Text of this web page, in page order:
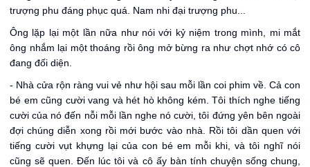
trượng phu đáng phục quá. Nam nhi đại trượng phu...
Ông lặp lại một lần nữa như nói với kỷ niệm trong mình, mi mắt
ông nhắm lại một thoáng rồi ông mở bừng ra như chợt nhớ có cô
đang đối diện.
- Nhà cửa rộn ràng vui vẻ như hội sau mỗi lần coi phim về. Cả con
bé em cũng cười vang và hét hò không kém. Tôi thích nghe tiếng
cười của nó đến nỗi mỗi lần nghe nó cười, tôi đứng yên bên ngoài
đợi chúng diễn xong rồi mới bước vào nhà. Rồi tôi dần quen với
tiếng cười vụt khựng lại của con bé em mỗi khi, và tôi nghĩ nói
cũng sẽ quen. Đến lúc tôi và cô ấy bàn tính chuyện sống chung,